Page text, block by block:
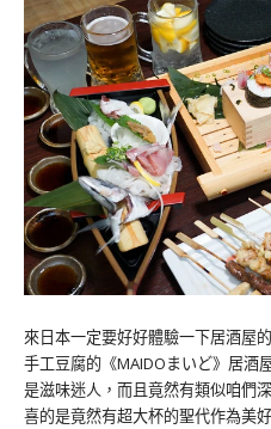
來日本一定要好好體驗一下居酒屋
手工豆腐的《MAIDOまいど》居酒
是滋味迷人，而且竟然有類似咱們
喜的是竟然有超大杯的聖代作為美